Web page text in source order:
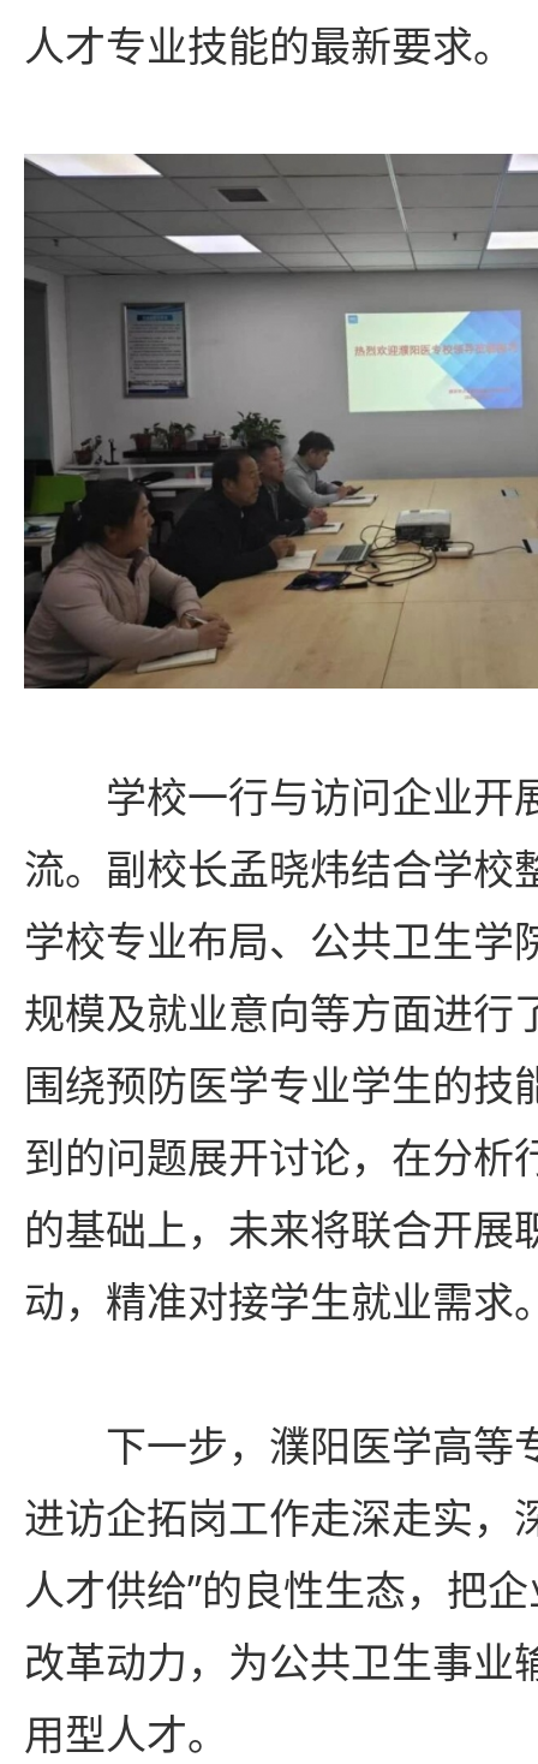
人才专业技能的最新要求。
学校一行与访问企业开
流。副校长孟晓炜结合学校
学校专业布局、公共卫生学
规模及就业意向等方面进行
围绕预防医学专业学生的技
到的问题展开讨论，在分析
的基础上，未来将联合开展
动，精准对接学生就业需求
下一步，濮阳医学高等
进访企拓岗工作走深走实，
人才供给”的良性生态，把
改革动力，为公共卫生事业
用型人才。